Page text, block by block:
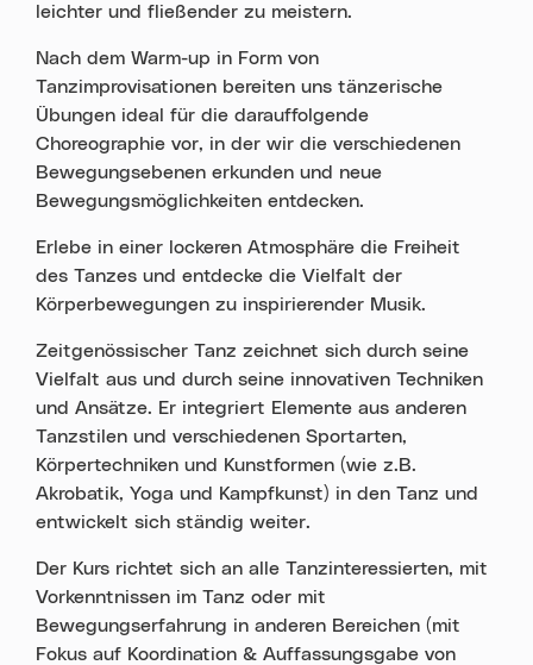
leichter und fließender zu meistern.
Nach dem Warm-up in Form von
Tanzimprovisationen bereiten uns tänzerische
Übungen ideal für die darauffolgende
Choreographie vor, in der wir die verschiedenen
Bewegungsebenen erkunden und neue
Bewegungsmöglichkeiten entdecken.
Erlebe in einer lockeren Atmosphäre die Freiheit
des Tanzes und entdecke die Vielfalt der
Körperbewegungen zu inspirierender Musik.
Zeitgenössischer Tanz zeichnet sich durch seine
Vielfalt aus und durch seine innovativen Techniken
und Ansätze. Er integriert Elemente aus anderen
Tanzstilen und verschiedenen Sportarten,
Körpertechniken und Kunstformen (wie z.B.
Akrobatik, Yoga und Kampfkunst) in den Tanz und
entwickelt sich ständig weiter.
Der Kurs richtet sich an alle Tanzinteressierten, mit
Vorkenntnissen im Tanz oder mit
Bewegungserfahrung in anderen Bereichen (mit
Fokus auf Koordination & Auffassungsgabe von